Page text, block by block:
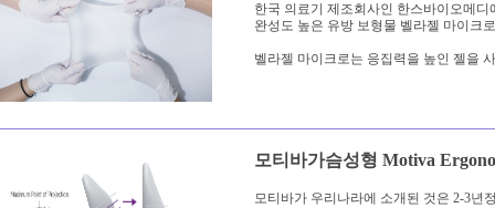
한국 의료기 제조회사인 한스바이오메디
완성도 높은 유방 보형물 벨라젤 마이크
벨라젤 마이크로는 응집력을 높인 젤을
모티바가슴성형 Motiva
모티바가 우리나라에 소개된 것은 2-3년